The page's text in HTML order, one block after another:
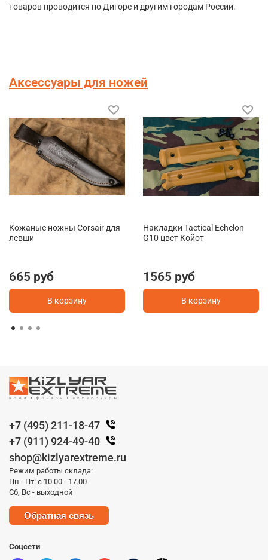
товаров проводится по Дигоре и другим городам России.
Аксессуары для ножей
Кожаные ножны Corsair для
левши
665 руб
В корзину
Накладки Tactical Echelon
G10 цвет Койот
1565 руб
В корзину
+7 (495) 211-18-47
+7 (911) 924-49-40
shop@kizlyarextreme.ru
Режим работы склада:
Пн - Пт: с 10.00 - 17.00
Сб, Вс - выходной
Обратная связь
Соцсети